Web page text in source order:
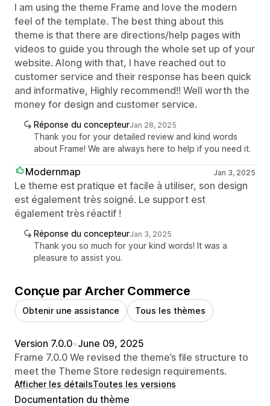
I am using the theme Frame and love the modern
feel of the template. The best thing about this
theme is that there are directions/help pages with
videos to guide you through the whole set up of your
website. Along with that, I have reached out to
customer service and their response has been quick
and informative, Highly recommend!! Well worth the
money for design and customer service.
Réponse du concepteurJan 28, 2025
Thank you for your detailed review and kind words
about Frame! We are always here to help if you need it.
Modernmap Jan 3, 2025
Le theme est pratique et facile à utiliser, son design
est également très soigné. Le support est
également très réactif !
Réponse du concepteurJan 3, 2025
Thank you so much for your kind words! It was a
pleasure to assist you.
Conçue par Archer Commerce
Obtenir une assistance Tous les thèmes
Version 7.0.0•June 09, 2025
Frame 7.0.0 We revised the theme’s file structure to
meet the Theme Store redesign requirements.
Afficher les détailsToutes les versions
Documentation du thème